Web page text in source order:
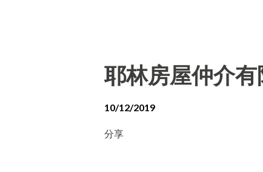
耶林房屋仲介有
10/12/2019
分享